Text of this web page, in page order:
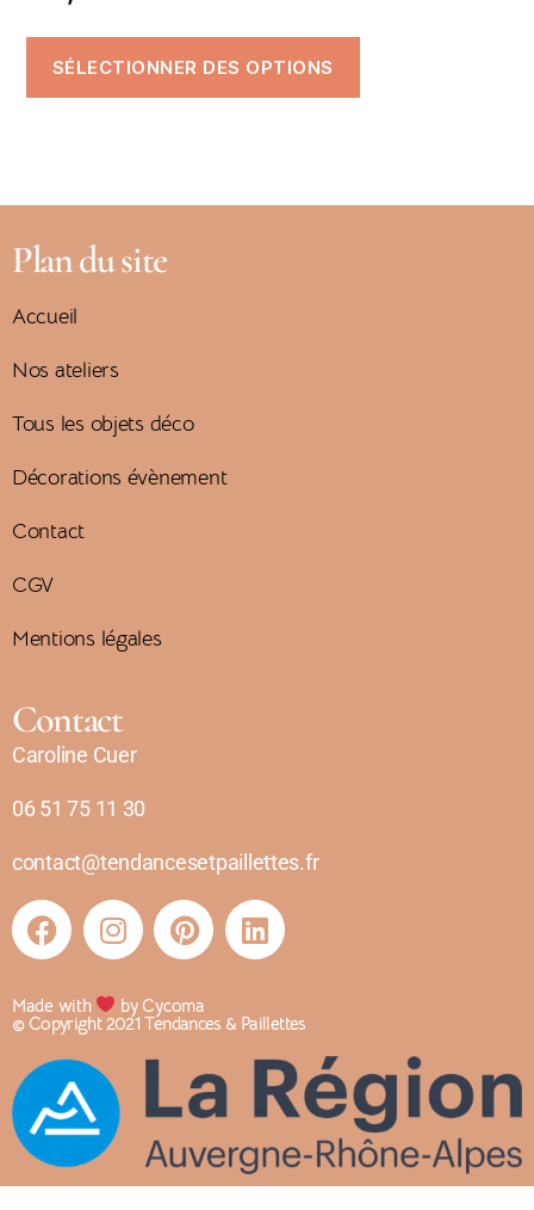
SÉLECTIONNER DES OPTIONS
Plan du site
Accueil
Nos ateliers
Tous les objets déco
Décorations évènement
Contact
CGV
Mentions légales
Contact
Caroline Cuer
06 51 75 11 30
contact@tendancesetpaillettes.fr
Made with by Cycoma
© Copyright 2021 Tendances & Paillettes